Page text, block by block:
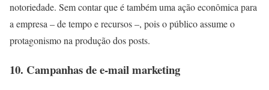
notoriedade. Sem contar que é também uma ação econômica para
a empresa – de tempo e recursos –, pois o público assume o
protagonismo na produção dos posts.
10. Campanhas de e-mail marketing